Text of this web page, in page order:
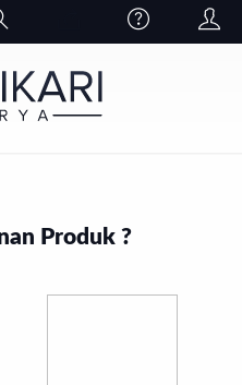
Produk ?